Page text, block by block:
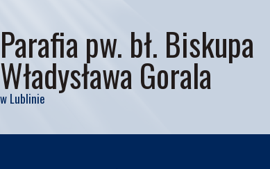
Parafia pw. bł. Biskupa
Władysława Gorala
w Lublinie